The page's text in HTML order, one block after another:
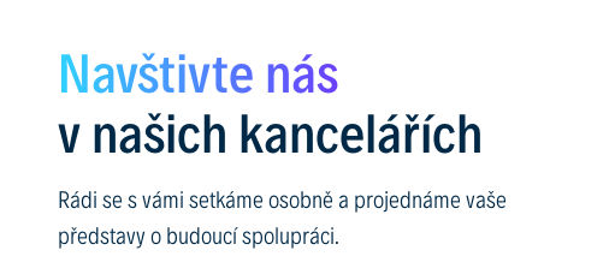
Navštivte nás
v našich kancelářích
Rádi se s vámi setkáme osobně a projednáme vaše
představy o budoucí spolupráci.